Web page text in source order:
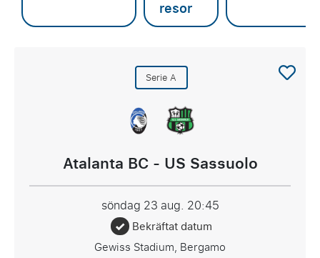
resor
Serie A
Atalanta BC - US Sassuolo
söndag 23 aug. 20:45
Bekräftat datum
Gewiss Stadium, Bergamo